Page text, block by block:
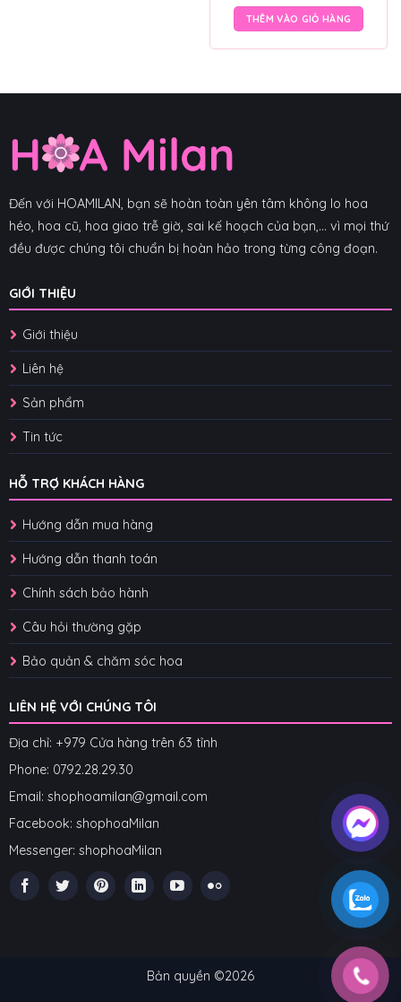
THÊM VÀO GIỎ HÀNG
Đến với HOAMILAN, bạn sẽ hoàn toàn yên tâm không lo hoa
héo, hoa cũ, hoa giao trễ giờ, sai kế hoạch của bạn,... vì mọi thứ
đều được chúng tôi chuẩn bị hoàn hảo trong từng công đoạn.
GIỚI THIỆU
Giới thiệu
Liên hệ
Sản phẩm
Tin tức
HỖ TRỢ KHÁCH HÀNG
Hướng dẫn mua hàng
Hướng dẫn thanh toán
Chính sách bảo hành
Câu hỏi thường gặp
Bảo quản & chăm sóc hoa
LIÊN HỆ VỚI CHÚNG TÔI
Địa chỉ: +979 Cửa hàng trên 63 tỉnh
Phone: 0792.28.29.30
Email: shophoamilan@gmail.com
Facebook: shophoaMilan
Messenger: shophoaMilan
Bản quyền ©2026